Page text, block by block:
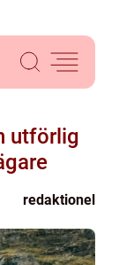
utförlig
redaktionel